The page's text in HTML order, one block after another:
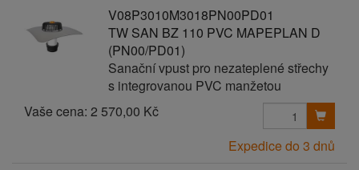
V08P3010M3018PN00PD01
TW SAN BZ 110 PVC MAPEPLAN D
(PN00/PD01)
Sanační vpust pro nezateplené střechy
s integrovanou PVC manžetou
Vaše cena: 2 570,00 Kč
Expedice do 3 dnů